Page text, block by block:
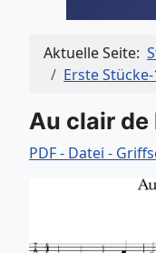
Aktuelle Seite:
Erste
Au clair de
PDF - Datei -